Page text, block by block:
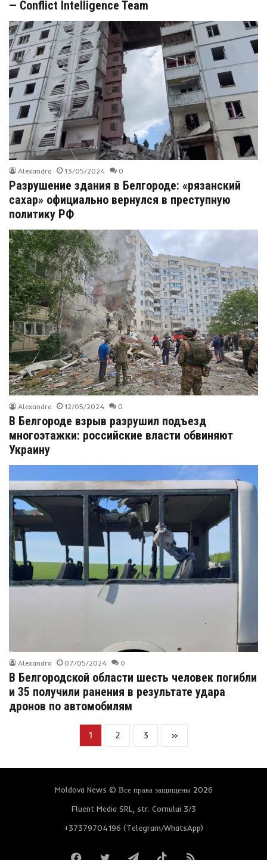
— Conflict Intelligence Team
Alexandra 13/05/2024 0
Разрушение здания в Белгороде: «рязанский
сахар» официально вернулся в преступную
политику РФ
Alexandra 12/05/2024 0
В Белгороде взрыв разрушил подъезд
многоэтажки: российские власти обвиняют
Украину
Alexandra 07/05/2024 0
В Белгородской области шесть человек погибли
и 35 получили ранения в результате удара
дронов по автомобилям
1 2 3 »
Moldova News © Все права защищены 2026
Fluent Media SRL, str. Cornului 3/3
+37379704196 (Telegram/WhatsApp)
FacebookTwitterTelegramTikTokRSS